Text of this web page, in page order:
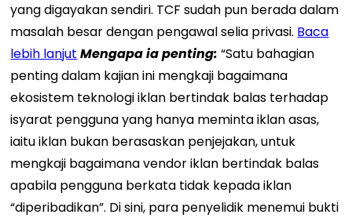
yang digayakan sendiri. TCF sudah pun berada dalam
masalah besar dengan pengawal selia privasi. Baca
lebih lanjut Mengapa iapenting: “Satu bahagian
penting dalam kajian ini mengkaji bagaimana
ekosistem teknologi iklan bertindak balas terhadap
isyarat pengguna yang hanya meminta iklan asas,
iaitu iklan bukan berasaskan penjejakan, untuk
mengkaji bagaimana vendor iklan bertindak balas
apabila pengguna berkata tidak kepada iklan
“diperibadikan”. Di sini, para penyelidik menemui bukti